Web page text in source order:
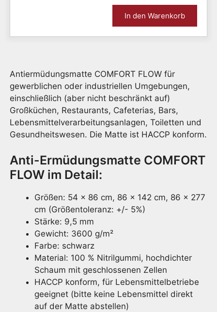
In den Warenkorb
Antiermüdungsmatte COMFORT FLOW für
gewerblichen oder industriellen Umgebungen,
einschließlich (aber nicht beschränkt auf)
Großküchen, Restaurants, Cafeterias, Bars,
Lebensmittelverarbeitungsanlagen, Toiletten und
Gesundheitswesen. Die Matte ist HACCP konform.
Anti-Ermüdungsmatte COMFORT
FLOW im Detail:
Größen: 54 x 86 cm, 86 x 142 cm, 86 x 277
cm (Größentoleranz: +/- 5%)
Stärke: 9,5 mm
Gewicht: 3600 g/m²
Farbe: schwarz
Material: 100 % Nitrilgummi, hochdichter
Schaum mit geschlossenen Zellen
HACCP konform, für Lebensmittelbetriebe
geeignet (bitte keine Lebensmittel direkt
auf der Matte abstellen)